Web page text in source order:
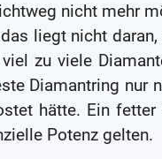
nicht mehr
liegt nicht
zu viele
Diamantring nur
hätte. Ein
Potenz gelten.